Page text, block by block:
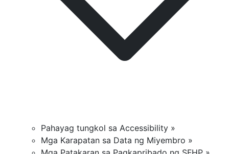
Pahayag tungkol sa Accessibility »
Mga Karapatan sa Data ng Miyembro »